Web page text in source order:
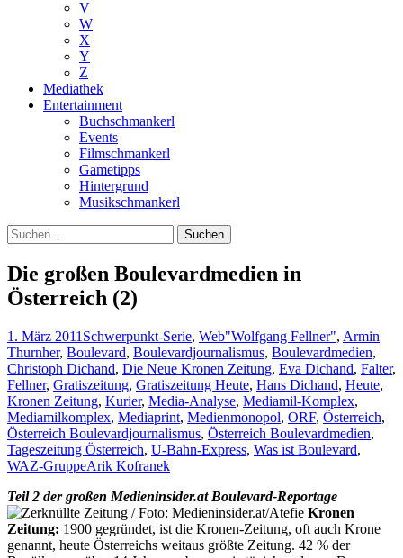
V
W
X
Y
Z
Mediathek
Entertainment
Buchschmankerl
Events
Filmschmankerl
Gametipps
Hintergrund
Musikschmankerl
Suchen
nach:
Die großen Boulevardmedien in
Österreich (2)
1. März 2011 Schwerpunkt-Serie, Web"Wolfgang Fellner", Armin
Thurnher, Boulevard, Boulevardjournalismus, Boulevardmedien,
Christoph Dichand, Die Neue Kronen Zeitung, Eva Dichand, Falter,
Fellner, Gratiszeitung, Gratiszeitung Heute, Hans Dichand, Heute,
Kronen Zeitung, Kurier, Media-Analyse, Mediamil-Komplex,
Mediamilkomplex, Mediaprint, Medienmonopol, ORF, Österreich,
Österreich Boulevardjournalismus, Österreich Boulevardmedien,
Tageszeitung Österreich, U-Bahn-Express, Was ist Boulevard,
WAZ-GruppeArik Kofranek
Teil 2 der großen Medieninsider.at Boulevard-Reportage
Kronen
Zeitung: 1900 gegründet, ist die Kronen-Zeitung, oft auch Krone
genannt, heute Österreichs weitaus größte Zeitung. 42 % der